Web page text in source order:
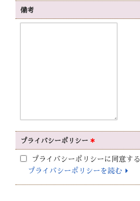
備考
プライバシーポリシー ＊
プライバシーポリシーに同意する
プライバシーポリシーを読む